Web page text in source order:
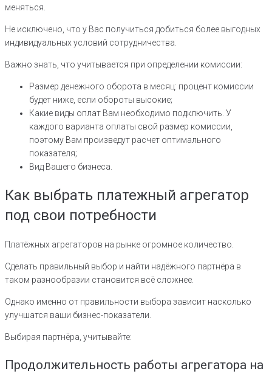
меняться.
Не исключено, что у Вас получиться добиться более выгодных
индивидуальных условий сотрудничества.
Важно знать, что учитывается при определении комиссии:
Размер денежного оборота в месяц: процент комиссии
будет ниже, если обороты высокие;
Какие виды оплат Вам необходимо подключить. У
каждого варианта оплаты свой размер комиссии,
поэтому Вам произведут расчет оптимального
показателя;
Вид Вашего бизнеса.
Как выбрать платежный агрегатор
под свои потребности
Платёжных агрегаторов на рынке огромное количество.
Сделать правильный выбор и найти надёжного партнёра в
таком разнообразии становится всё сложнее.
Однако именно от правильности выбора зависит насколько
улучшатся ваши бизнес-показатели.
Выбирая партнёра, учитывайте:
Продолжительность работы агрегатора на